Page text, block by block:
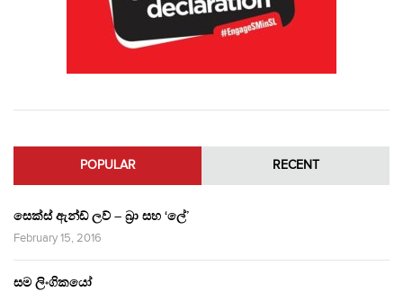
POPULAR RECENT
සෙක්ස් ඇන්ඩ් ලව් – බ්‍රා සහ ‘ලේ’
February 15, 2016
සම ලිංගිකයෝ